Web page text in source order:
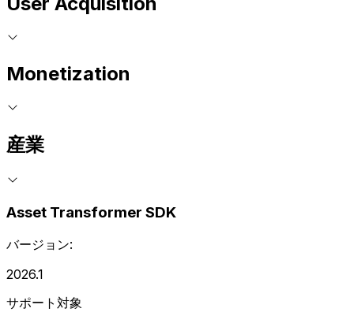
Monetization
産業
Asset Transformer SDK
バージョン:
2026.1
サポート対象